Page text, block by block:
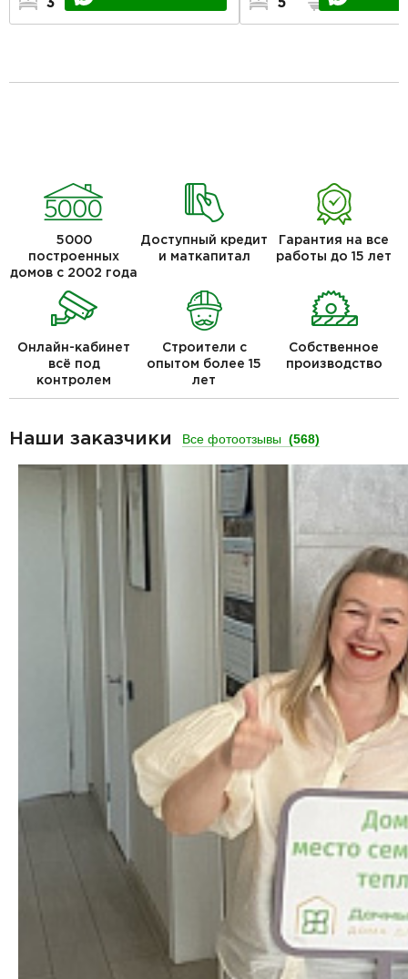
3 5 3
5000
построенных
домов с 2002 года
Доступный кредит
и маткапитал
Гарантия на все
работы до 15 лет
Онлайн-кабинет
всё под
контролем
Строители с
опытом более 15
лет
Собственное
производство
Наши заказчики Все фотоотзывы (568)